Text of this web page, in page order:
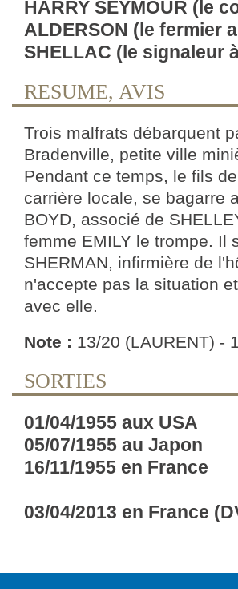
HARRY SEYMOUR (le
ALDERSON (le fermier
SHELLAC (le signaleur
RESUME, AVIS
Trois malfrats débarquent
Bradenville, petite ville
Pendant ce temps, le fils
carrière locale, se bagarre
BOYD, associé de
femme EMILY le trompe. Il
SHERMAN, infirmière de
n'accepte pas la situation
avec elle.
Note : 13/20 (LAURENT) -
SORTIES
01/04/1955 aux USA
05/07/1955 au Japon
16/11/1955 en France
03/04/2013 en France